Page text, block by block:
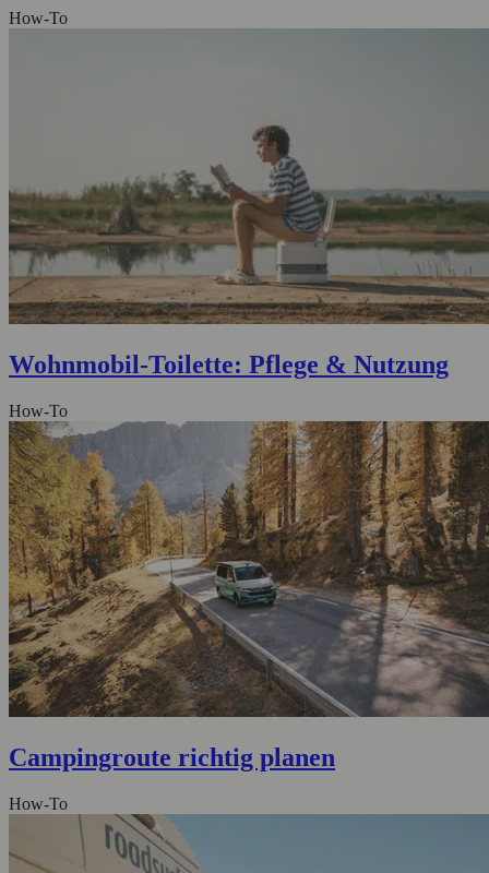
How-To
Wohnmobil‑Toilette: Pflege & Nutzung
How-To
Campingroute richtig planen
How-To